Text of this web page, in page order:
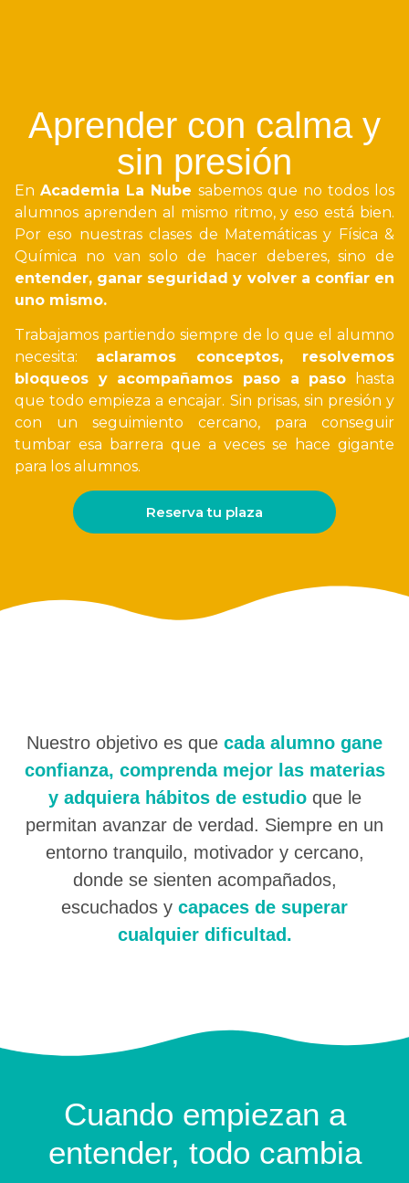
Aprender con calma y
sin presión
EnAcademia La Nube sabemos que no todos los
alumnos aprenden al mismo ritmo, y eso está bien.
Por eso nuestras clases de Matemáticas y Física &
Química no van solo de hacer deberes, sino de
entender, ganar seguridad y volver a confiar en
uno mismo.
Trabajamos partiendo siempre de lo que el alumno
necesita: aclaramos conceptos, resolvemos
bloqueos y acompañamos paso a paso hasta
que todo empieza a encajar. Sin prisas, sin presión y
con un seguimiento cercano, para conseguir
tumbar esa barrera que a veces se hace gigante
para los alumnos.
Reserva tu plaza
Nuestro objetivo es que cada alumno gane
confianza, comprenda mejor las materias
y adquiera hábitos de estudioque le
permitan avanzar de verdad. Siempre en un
entorno tranquilo, motivador y cercano,
donde se sienten acompañados,
escuchados y capaces de superar
cualquier dificultad.
Cuando empiezan a
entender, todo cambia